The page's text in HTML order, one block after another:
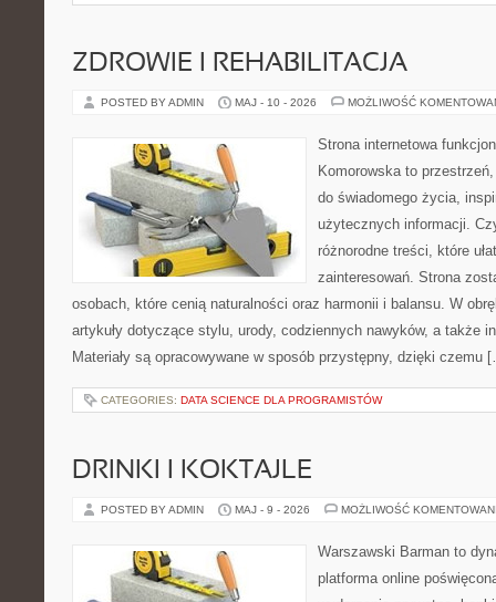
ZDROWIE I REHABILITACJA
POSTED BY ADMIN MAJ - 10 - 2026 MOŻLIWOŚĆ
Strona internetowa
Komorowska to
do świadomego życia,
użytecznych informacji.
różnorodne treści, które
zainteresowań. Strona
osobach, które cenią naturalności oraz harmonii i balansu. W
artykuły dotyczące stylu, urody, codziennych nawyków, a także
Materiały są opracowywane w sposób przystępny, dzięki czemu
CATEGORIES: DATA SCIENCE DLA PROGRAMISTÓW
DRINKI I KOKTAJLE
POSTED BY ADMIN MAJ - 9 - 2026 MOŻLIWOŚĆ
Warszawski Barman to
platforma online